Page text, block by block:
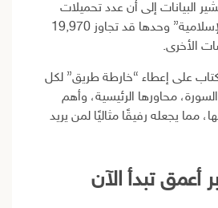
البيانات إلى أن عدد تحميلات
الكتاب من “المكتبة الإسلامية” وحدها قد تجاوز 19,970
الأخرى.
على إعطاء “خارطة طريق” لكل
محاورها الرئيسية، وأهم
مما يجعله رفيقًا مثاليًا لمن يريد
أعمق تبدأ الآن